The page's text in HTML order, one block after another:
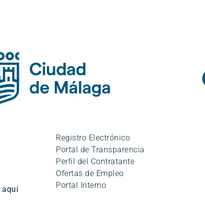
aquí
Registro Electrónico
Portal de Transparencia
Perfil del Contratante
Ofertas de Empleo
Portal Interno